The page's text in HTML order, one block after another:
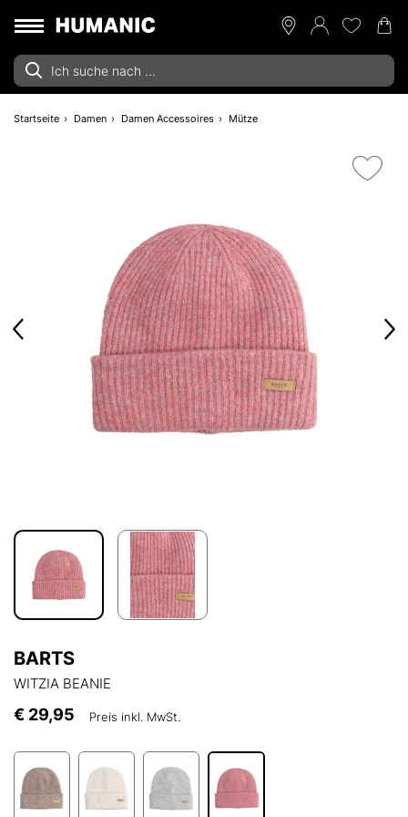
Startseite Damen Damen Accessoires Mütze
BARTS
WITZIA BEANIE
€ 29,95 Preis inkl. MwSt.